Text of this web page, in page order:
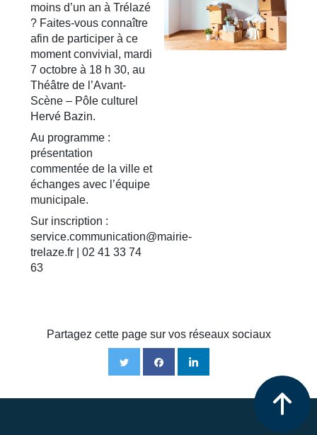
moins d’un an à Trélazé
? Faites-vous connaître
afin de participer à ce
moment convivial, mardi
7 octobre à 18 h 30, au
Théâtre de l’Avant-
Scène – Pôle culturel
Hervé Bazin.
Au programme :
présentation
commentée de la ville et
échanges avec l’équipe
municipale.
Sur inscription :
service.communication@mairie-
trelaze.fr | 02 41 33 74
63
Partagez cette page sur vos réseaux sociaux